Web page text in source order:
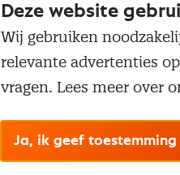
Deze website
Wij gebruiken
relevante advertenties
vragen. Lees meer over
Ja, ik geef toestemming